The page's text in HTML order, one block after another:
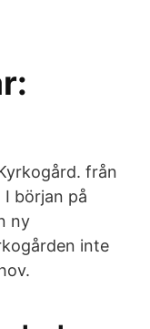
från
I början på
ny
inte